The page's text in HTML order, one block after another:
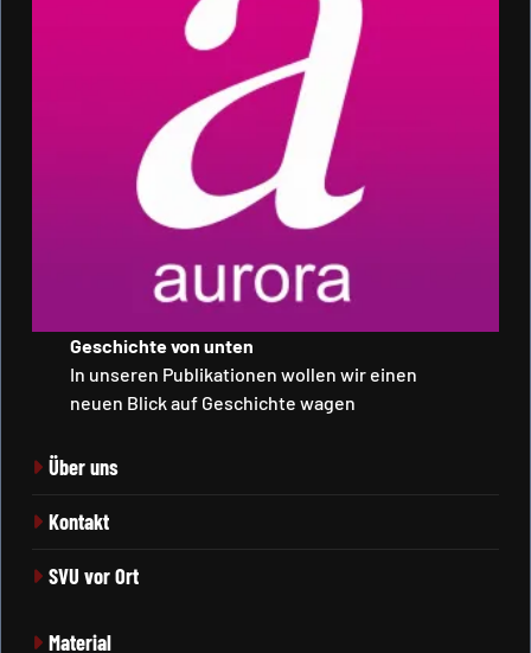
Geschichte von unten
In unseren Publikationen wollen wir einen
neuen Blick auf Geschichte wagen
Über uns
Kontakt
SVU vor Ort
Material